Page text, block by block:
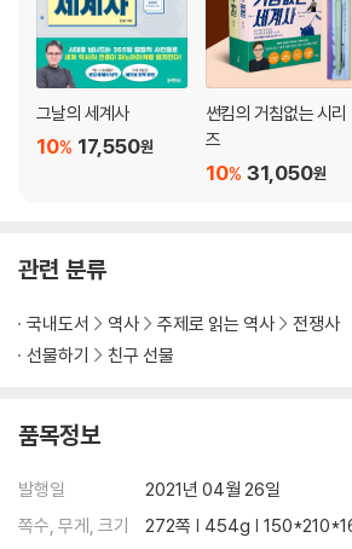
미술학도였던 히틀러
히틀러, 독일군으로 입대하다
1차 대전 독일 패망에 절망한 히틀러
얼떨결에 독일 정계에 입문한 히틀러
나치당의 탄생, 그리고 히틀러의 쿠데타 시도
미국의 경제 폭망이 히틀러를 구사일생시키다?
독일 정계, 히틀러를 만만히 보다
히틀러, 독일 재무장 선언하다
역사상 최악의 평화조약에 서명하는 영국
히틀러, 스탈린과 손을 잡다
마지노선이란 무엇인가?
영화 〈덩케르트〉는 실화다
스탈린의 등에 칼 꽂은 히틀러
사상 최악의 살육전 ‘스탈린그라드 전투’
그날의 세계사
17,550원
10%
썬킴의 거침없는 시리
즈
31,050원
10%
관련 분류
국내도서 역사 주제로 읽는 역사
전쟁사
선물하기
친구 선물
품목정보
발행일
2021년 04월 26일
쪽수, 무게, 크기
272쪽 | 454g |